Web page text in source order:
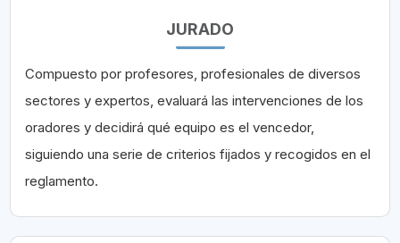
JURADO
Compuesto por profesores, profesionales de diversos
sectores y expertos, evaluará las intervenciones de los
oradores y decidirá qué equipo es el vencedor,
siguiendo una serie de criterios fijados y recogidos en el
reglamento.